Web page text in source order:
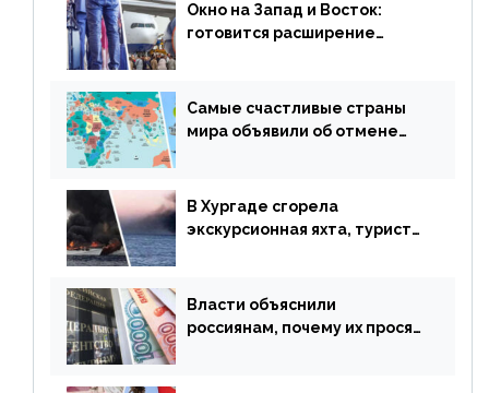
Окно на Запад и Восток:
готовится расширение
Самые счастливые страны
мира объявили об отмене
В Хургаде сгорела
экскурсионная яхта, туристы
Власти объяснили
россиянам, почему их просят